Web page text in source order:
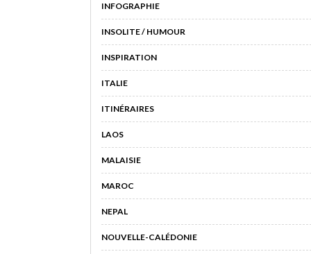
INFOGRAPHIE
INSOLITE / HUMOUR
INSPIRATION
ITALIE
ITINÉRAIRES
LAOS
MALAISIE
MAROC
NEPAL
NOUVELLE-CALÉDONIE